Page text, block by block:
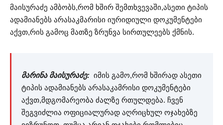
მაისურაძე ამბობს,რომ ხშირ შემთხვევაში,ასეთი ტიპის
ადამიანებს არასაკმარისი იურიდიული დოკუმენტები
აქვთ,რის გამოც მათზე ზრუნვა სირთულეებს ქმნის.
მარინა მაისურაძე: იმის გამო,რომ ხშირად ასეთი
ტიპის ადამიანებს არასაკამრისი დოკუმენტები
აქვთ,მდგომარეობა ძალზე რთულდება. ჩვენ
შეგვიძლია ოფიციალურად აღრიცხულ ოჯახებზე